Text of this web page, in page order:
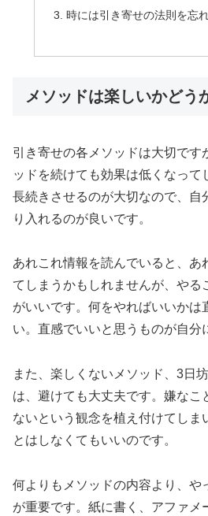
時には引き寄せの法則を忘
メソッドは楽しいかどう
引き寄せの各メソッドは大切です
ッドを続けても効果は低くなって
長続きさせるのが大切なので、自
り入れるのが良いです。
あれこれ情報を読んでいると、あ
てしまうかもしれませんが、やる
がいいです。何をやればいいかは
い。直感でいいと思うものが自分
また、楽しくないメソッド、3日
は、避けても大丈夫です。嫌なこ
ないという観念を植え付けてしま
とはしなくてもいいのです。
何よりもメソッドの内容より、や
が重要です。紙に書く、アファメ